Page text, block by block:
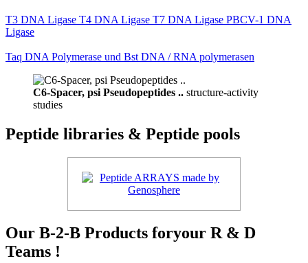
T3 DNA Ligase T4 DNA Ligase T7 DNA Ligase PBCV-1 DNA
Ligase
Taq DNA Polymerase und Bst DNA / RNA polymerasen
C6-Spacer, psi Pseudopeptides .. structure-activity
studies
Peptide libraries & Peptide pools
Our B-2-B Products foryour R & D
Teams !